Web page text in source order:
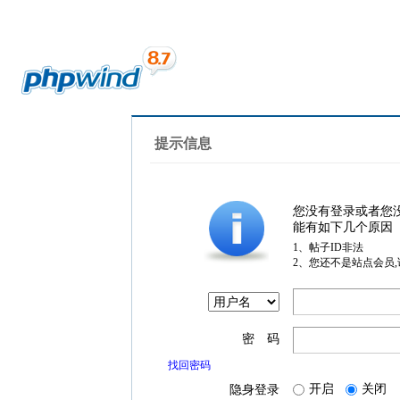
提示信息
您没有登录或者您
能有如下几个原因
1、帖子ID非法
2、您还不是站点会员
密 码
找回密码
隐身登录 开启 关闭